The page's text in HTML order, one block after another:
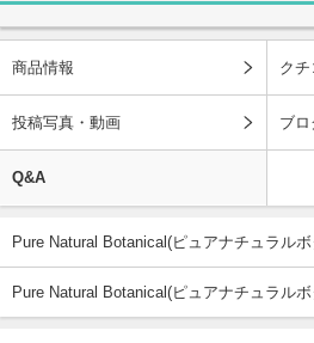
商品情報 クチ
投稿写真・動画 ブロ
Q&A
Pure Natural Botanical(ピュアナチュラル
Pure Natural Botanical(ピュアナチュラル